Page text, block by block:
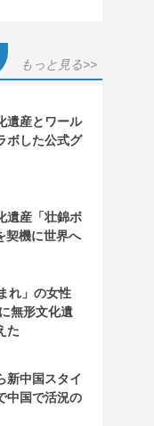
もっと見る>>
遺産とワール
ボした公式グ
遺産「壮錦ボ
契機に世界へ
れ」の女性
無形文化遺
た
新中国スタイ
中国で活況の